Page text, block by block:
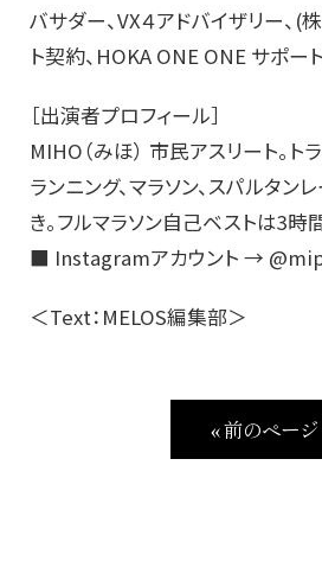
バサダー、VX４アドバイザリー、(
ト契約、HOKA ONE ONE サポート
［出演者プロフィール］
MIHO（みほ） 市民アスリート。ト
ランニング、マラソン、スパルタン
き。フルマラソン自己ベストは3時
■ Instagramアカウント →
＜Text：MELOS編集部＞
« 前のページ